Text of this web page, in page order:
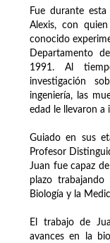
Fue durante
Alexis, con
conocido
Departamento
1991. Al
investigación
ingeniería, las
edad le llevaron a
Guiado en sus
Profesor
Juan fue capaz
plazo
Biología y la
El trabajo de
avances en la